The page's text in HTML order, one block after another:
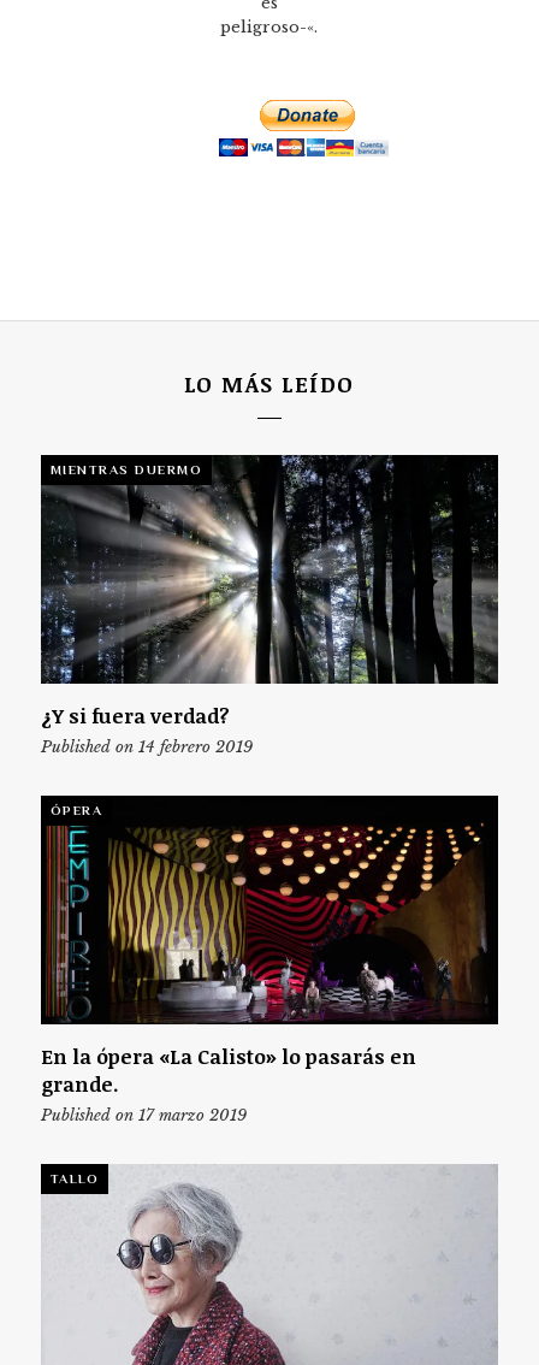
peligroso-«.
LO MÁS LEÍDO
MIENTRAS DUERMO
¿Y si fuera verdad?
Published on 14 febrero 2019
ÓPERA
En la ópera «La Calisto» lo pasarás en
grande.
Published on 17 marzo 2019
TALLO